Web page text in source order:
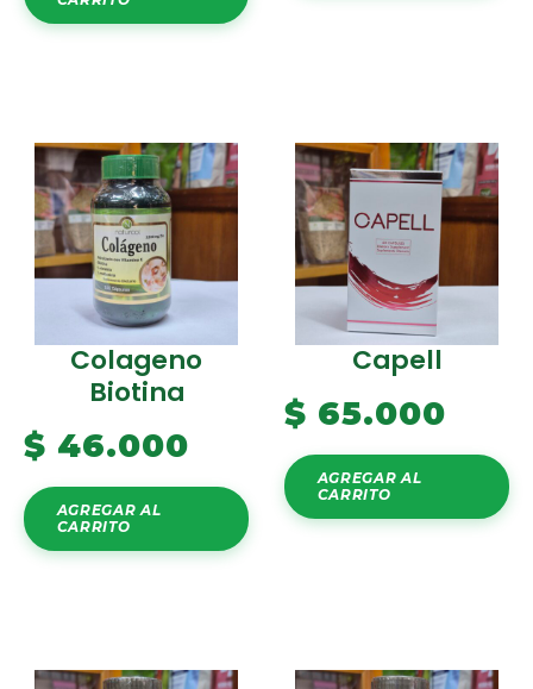
Colageno
Biotina
$ 46.000
AGREGAR AL
CARRITO
Capell
$ 65.000
AGREGAR AL
CARRITO